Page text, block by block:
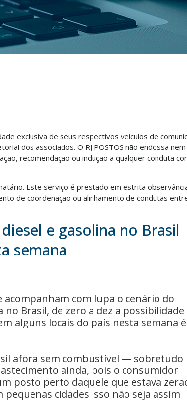
exclusiva de seus respectivos veículos de
dos associados. O RJ POSTOS não endossa
recomendação ou indução a qualquer conduta
Este serviço é prestado em estrita
de coordenação ou alinhamento de condutas
e gasolina no Brasil
semana
acompanham com lupa o cenário do
Brasil, de zero a dez a possibilidade
alguns locais do país nesta semana é
afora sem combustível — sobretudo
ainda, pois o consumidor
posto perto daquele que estava
cidades isso não seja assim